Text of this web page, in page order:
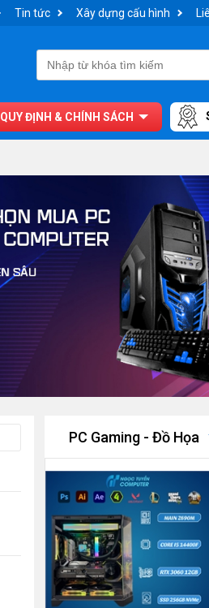
Tin tức Xây dựng cấu hình
QUY ĐỊNH & CHÍNH SÁCH
PC Gaming - Đồ Họa